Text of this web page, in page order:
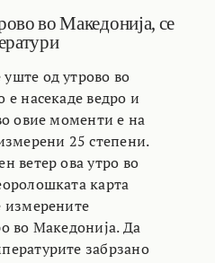
во Македонија, се
од утрово во
насекаде ведро и
овие моменти е на
25 степени.
ветер ова утро во
карта
измерените
во Македонија. Да
забрзано